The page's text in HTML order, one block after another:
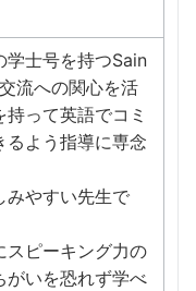
学士号を持つSain
流への関心を活
って英語でコミ
るよう指導に専念
みやすい先生で
スピーキング力の
がいを恐れず学べ